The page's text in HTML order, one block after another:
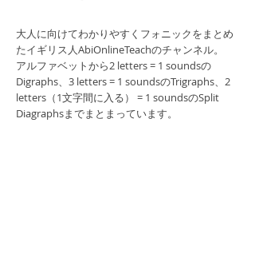
大人に向けてわかりやすくフォニックをまとめ
たイギリス人AbiOnlineTeachのチャンネル。
​アルファベットから2 letters = 1 soundsの
Digraphs、3 letters = 1 soundsのTrigraphs、2
letters（1文字間に入る） = 1 soundsのSplit
Diagraphsまでまとまっています。